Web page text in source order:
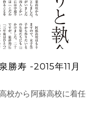
勝寿 -2015年11月
校から阿蘇高校に着任